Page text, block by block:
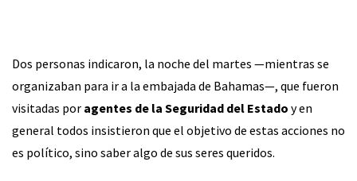
Dos personas indicaron, la noche del martes —mientras se
organizaban para ir a la embajada de Bahamas—, que fueron
visitadas por agentes de la Seguridad del Estado y en
general todos insistieron que el objetivo de estas acciones no
es político, sino saber algo de sus seres queridos.